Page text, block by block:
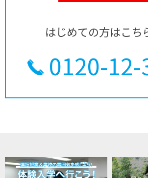
はじめての方はこち
0120-